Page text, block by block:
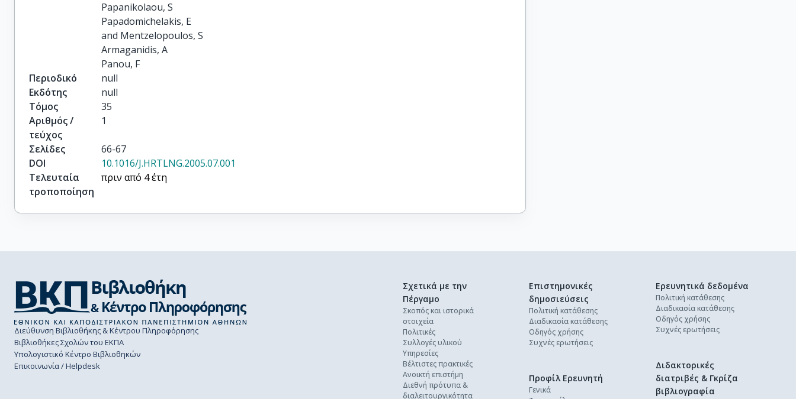
Papanikolaou, S
Papadomichelakis, E
and Mentzelopoulos, S
Armaganidis, A
Panou, F
Περιοδικό
null
Εκδότης
null
Τόμος
35
Αριθμός /
τεύχος
1
Σελίδες
66-67
DOI
10.1016/J.HRTLNG.2005.07.001
Τελευταία
τροποποίηση
πριν από 4 έτη
Διεύθυνση Βιβλιοθήκης & Κέντρου Πληροφόρησης
Βιβλιοθήκες Σχολών του ΕΚΠΑ
Υπολογιστικό Κέντρο Βιβλιοθηκών
Επικοινωνία / Helpdesk
Σχετικά με την
Πέργαμο
Σκοπός και ιστορικά
στοιχεία
Πολιτικές
Συλλογές υλικού
Υπηρεσίες
Βέλτιστες πρακτικές
Ανοικτή επιστήμη
Διεθνή πρότυπα &
διαλειτουργικότητα
Επιστημονικές
δημοσιεύσεις
Πολιτική κατάθεσης
Διαδικασία κατάθεσης
Οδηγός χρήσης
Συχνές ερωτήσεις
Ερευνητικά δεδομένα
Πολιτική κατάθεσης
Διαδικασία κατάθεσης
Οδηγός χρήσης
Συχνές ερωτήσεις
Διδακτορικές
διατριβές & Γκρίζα
βιβλιογραφία
Προφίλ Ερευνητή
Γενικά